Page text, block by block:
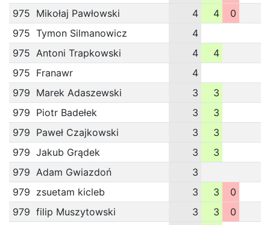
975 Mikołaj Pawłowski 4 4
0
975 Tymon Silmanowicz
4
975 Antoni Trapkowski 4
4
975 Franawr
4
979 Marek Adaszewski 3
3
979 Piotr Badełek 3
3
979 Paweł Czajkowski 3
3
979 Jakub Grądek 3
3
979 Adam Gwiazdoń
3
979 zsuetam kicleb 3 3
0
979 filip Muszytowski 3 3
0